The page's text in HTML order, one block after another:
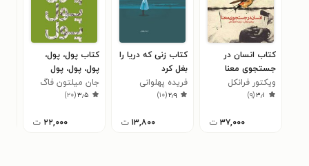
کتاب انسان در
جستجوی معنا
ویکتور فرانکل
۳٫۱(۹)
۳۷,۰۰۰ ت
کتاب زنی که دریا را
بغل کرد
فریده پهلوانی
۲٫۹(۱۰)
۱۳,۸۰۰ ت
کتاب پول، پول،
پول، پول، پول
جان میلتون فاگ
۳٫۵(۲۰)
۲۲,۰۰۰ ت